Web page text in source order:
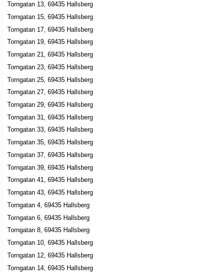
Torngatan 13, 69435 Hallsberg
Torngatan 15, 69435 Hallsberg
Torngatan 17, 69435 Hallsberg
Torngatan 19, 69435 Hallsberg
Torngatan 21, 69435 Hallsberg
Torngatan 23, 69435 Hallsberg
Torngatan 25, 69435 Hallsberg
Torngatan 27, 69435 Hallsberg
Torngatan 29, 69435 Hallsberg
Torngatan 31, 69435 Hallsberg
Torngatan 33, 69435 Hallsberg
Torngatan 35, 69435 Hallsberg
Torngatan 37, 69435 Hallsberg
Torngatan 39, 69435 Hallsberg
Torngatan 41, 69435 Hallsberg
Torngatan 43, 69435 Hallsberg
Torngatan 4, 69435 Hallsberg
Torngatan 6, 69435 Hallsberg
Torngatan 8, 69435 Hallsberg
Torngatan 10, 69435 Hallsberg
Torngatan 12, 69435 Hallsberg
Torngatan 14, 69435 Hallsberg